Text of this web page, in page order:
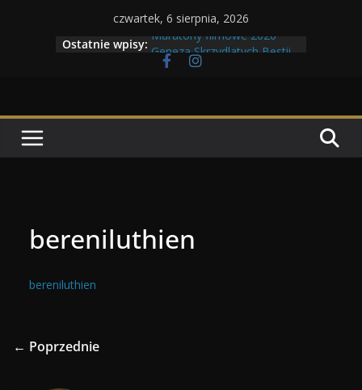
czwartek, 6 sierpnia, 2026
Ostatnie wpisy: Maratony filmowe 2026
Geneza Skrzydlatych Bestii
Wojna krasnoludów z elfami
bereniluthien
bereniluthien
← Poprzednie